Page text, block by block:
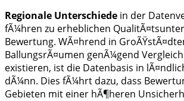
Regionale Unterschiede in der
fÃ¼hren zu erheblichen
Bewertung. WÃ¤hrend in
BallungsrÃ¤umen genÃ¼gend
existieren, ist die Datenbasis in
dÃ¼nn. Dies fÃ¼hrt dazu, dass
Gebieten mit einer hÃ¶heren